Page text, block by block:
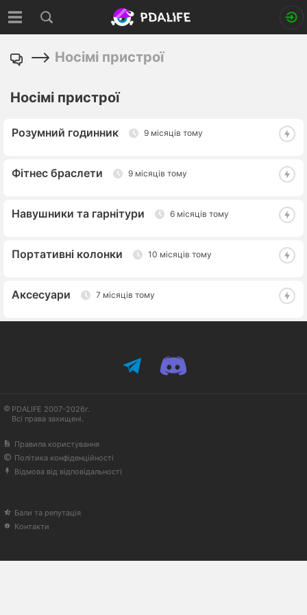
Носімі пристрої
Носімі пристрої
Розумний годинник 9 місяців тому
Фітнес браслети 9 місяців тому
Навушники та гарнітури 6 місяців тому
Портативні колонки 10 місяців тому
Аксесуари 7 місяців тому
PDALIFE 2007-2026г.
Всі права захищені.
Правила користування
Політика конфіденційності
Відмова від відповідальності
Бали та репутація
Контакти